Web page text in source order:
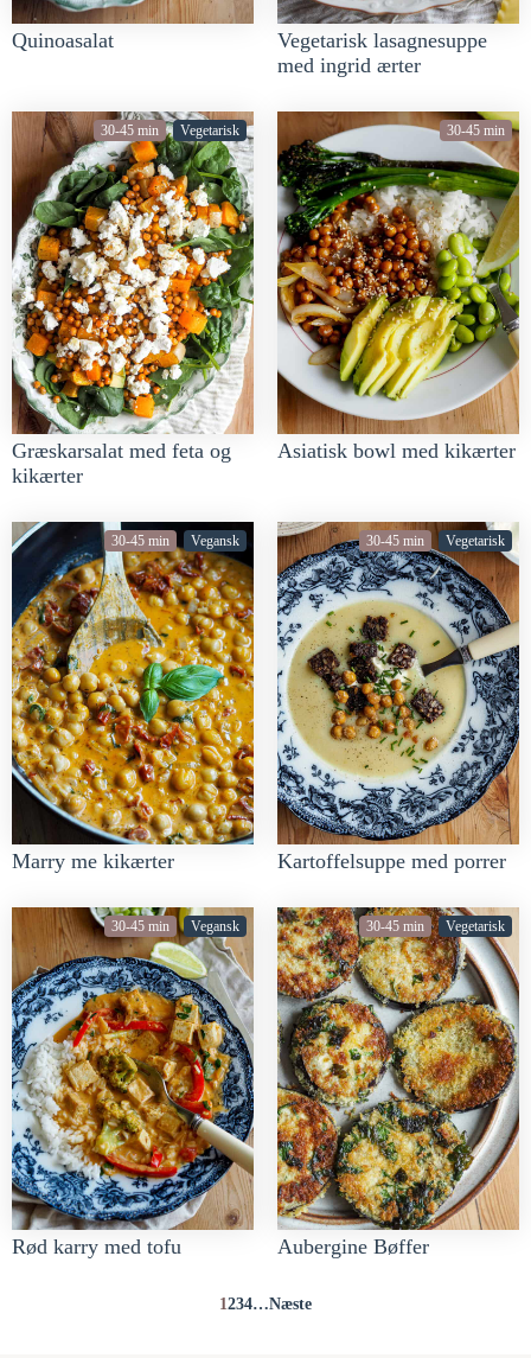
Quinoasalat
Vegetarisk lasagnesuppe
med ingrid ærter
30-45 min Vegetarisk
Græskarsalat med feta og
kikærter
30-45 min
Asiatisk bowl med kikærter
30-45 min Vegansk
Marry me kikærter
30-45 min Vegetarisk
Kartoffelsuppe med porrer
30-45 min Vegansk
Rød karry med tofu
30-45 min Vegetarisk
Aubergine Bøffer
1 234…Næste